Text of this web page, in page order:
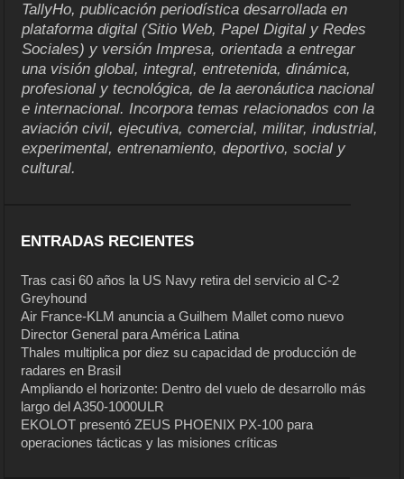
TallyHo, publicación periodística desarrollada en
plataforma digital (Sitio Web, Papel Digital y Redes
Sociales) y versión Impresa, orientada a entregar
una visión global, integral, entretenida, dinámica,
profesional y tecnológica, de la aeronáutica nacional
e internacional. Incorpora temas relacionados con la
aviación civil, ejecutiva, comercial, militar, industrial,
experimental, entrenamiento, deportivo, social y
cultural.
ENTRADAS RECIENTES
Tras casi 60 años la US Navy retira del servicio al C-2
Greyhound
Air France-KLM anuncia a Guilhem Mallet como nuevo
Director General para América Latina
Thales multiplica por diez su capacidad de producción de
radares en Brasil
Ampliando el horizonte: Dentro del vuelo de desarrollo más
largo del A350-1000ULR
EKOLOT presentó ZEUS PHOENIX PX-100 para
operaciones tácticas y las misiones críticas